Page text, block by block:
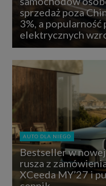
sprzedaż poza
3%, a popularność
elektrycznych
AUTO DLA NIEGO
Bestseller w
rusza z
XCeeda MY’27 i